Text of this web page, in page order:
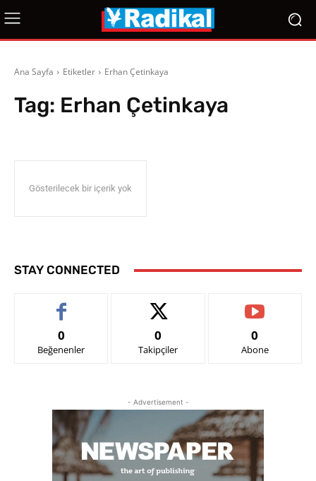
Ana Sayfa Etiketler Erhan Çetinkaya
Tag: Erhan Çetinkaya
Gösterilecek bir içerik yok
STAY CONNECTED
0
Beğenenler
0
Takipçiler
0
Abone
- Advertisement -